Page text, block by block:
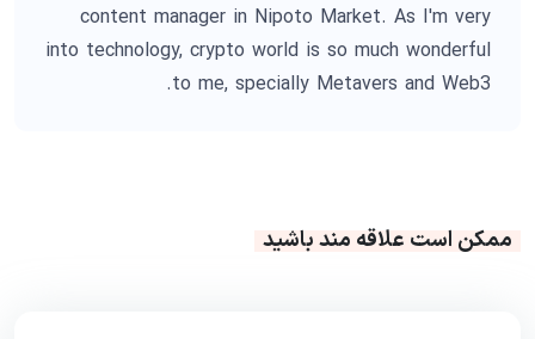
content manager in Nipoto Market. As I'm very
into technology, crypto world is so much wonderful
to me, specially Metavers and Web3.
ممکن است علاقه مند باشید